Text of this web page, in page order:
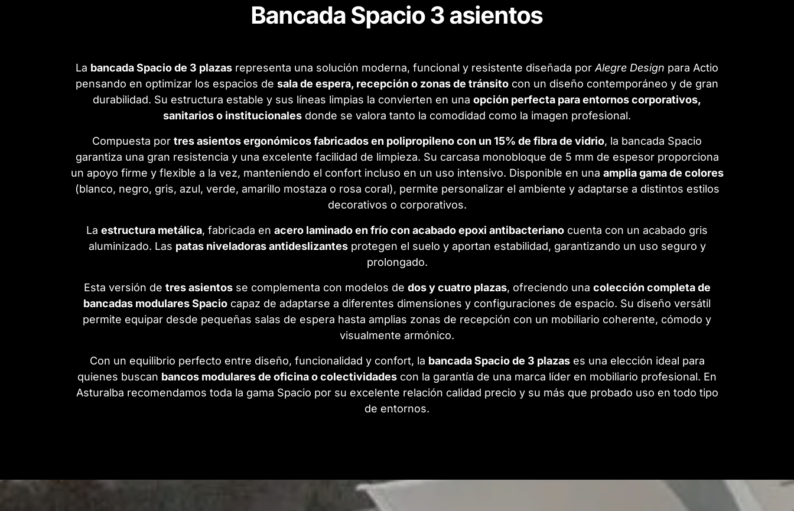
Bancada Spacio 3 asientos
La bancada Spacio de 3 plazas representa una solución moderna, funcional y resistente diseñada porAlegre Design para Actio
pensando en optimizar los espacios de sala de espera, recepción o zonas de tránsito con un diseño contemporáneo y de gran
durabilidad. Su estructura estable y sus líneas limpias la convierten en una opción perfecta para entornos corporativos,
sanitarios o institucionales donde se valora tanto la comodidad como la imagen profesional.
Compuesta por tres asientos ergonómicos fabricados en polipropileno con un 15% de fibra de vidrio, la bancada Spacio
garantiza una gran resistencia y una excelente facilidad de limpieza. Su carcasa monobloque de 5 mm de espesor proporciona
un apoyo firme y flexible a la vez, manteniendo el confort incluso en un uso intensivo. Disponible en una amplia gama de colores
(blanco, negro, gris, azul, verde, amarillo mostaza o rosa coral), permite personalizar el ambiente y adaptarse a distintos estilos
decorativos o corporativos.
La estructura metálica, fabricada en acero laminado en frío con acabado epoxi antibacteriano cuenta con un acabado gris
aluminizado. Las patas niveladoras antideslizantesprotegen el suelo y aportan estabilidad, garantizando un uso seguro y
prolongado.
Esta versión de tres asientosse complementa con modelos de dos y cuatro plazas, ofreciendo una colección completa de
bancadas modulares Spacio capaz de adaptarse a diferentes dimensiones y configuraciones de espacio. Su diseño versátil
permite equipar desde pequeñas salas de espera hasta amplias zonas de recepción con un mobiliario coherente, cómodo y
visualmente armónico.
Con un equilibrio perfecto entre diseño, funcionalidad y confort, la bancada Spacio de 3 plazases una elección ideal para
quienes buscan bancos modulares de oficina o colectividades con la garantía de una marca líder en mobiliario profesional. En
Asturalba recomendamos toda la gama Spacio por su excelente relación calidad precio y su más que probado uso en todo tipo
de entornos.